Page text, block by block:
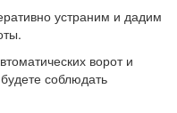
устраним и дадим
ворот и
соблюдать